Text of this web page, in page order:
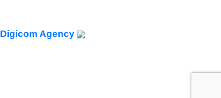
Digicom Agency